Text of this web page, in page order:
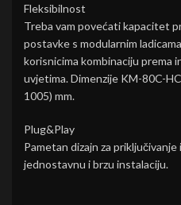
Fleksibilnost
Treba vam povećati kapacitet
postavke s modularnim
korisnicima kombinaciju prema
uvjetima. Dimenzije KM-80C-
1005) mm.
Plug&Play
Pametan dizajn za
jednostavnu i brzu instalaciju.